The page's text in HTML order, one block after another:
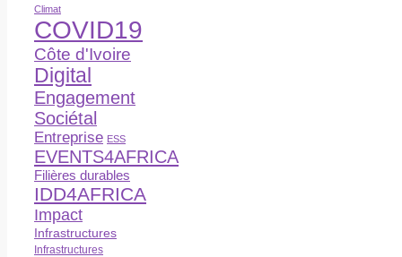
Climat
COVID19
Côte d'Ivoire
Digital
Engagement
Sociétal
Entreprise ESS
EVENTS4AFRICA
Filières durables
IDD4AFRICA
Impact
Infrastructures
Infrastructures